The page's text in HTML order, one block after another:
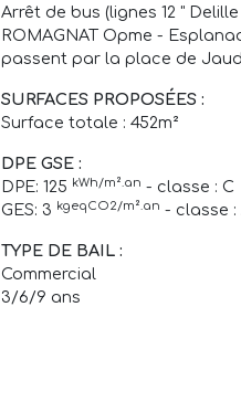
Arrêt de bus (lignes 12 "
ROMAGNAT Opme -
passent par la place de
SURFACES PROPOSÉES :
Surface totale : 452m²
DPE GSE :
DPE: 125 kWh/m².an - classe : C
GES: 3 kgeqCO2/m².an - classe :
TYPE DE BAIL :
Commercial
3/6/9 ans